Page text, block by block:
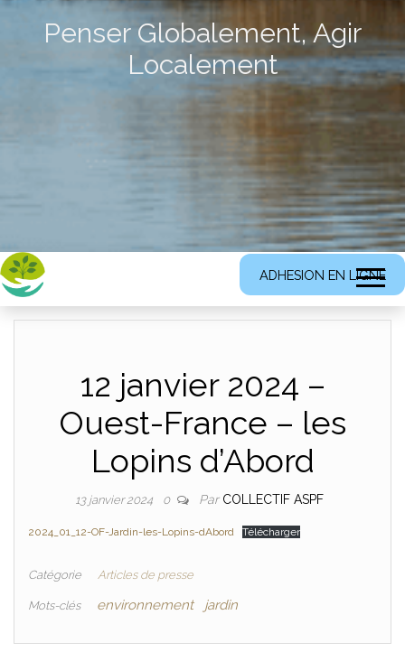
Penser Globalement, Agir
Localement
ADHESION EN LIGNE
12 janvier 2024 –
Ouest-France – les
Lopins d’Abord
13 janvier 2024 0 Par COLLECTIF ASPF
2024_01_12-OF-Jardin-les-Lopins-dAbord Télécharger
Catégorie Articles de presse
Mots-clés environnement jardin